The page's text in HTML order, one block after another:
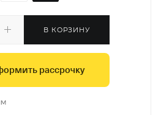
В КОРЗИНУ
рассрочку